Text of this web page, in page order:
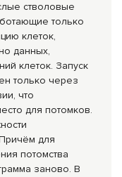
стволовые
только
клеток,
данных,
клеток. Запуск
только через
что
для потомков.
для
потомства
заново. В